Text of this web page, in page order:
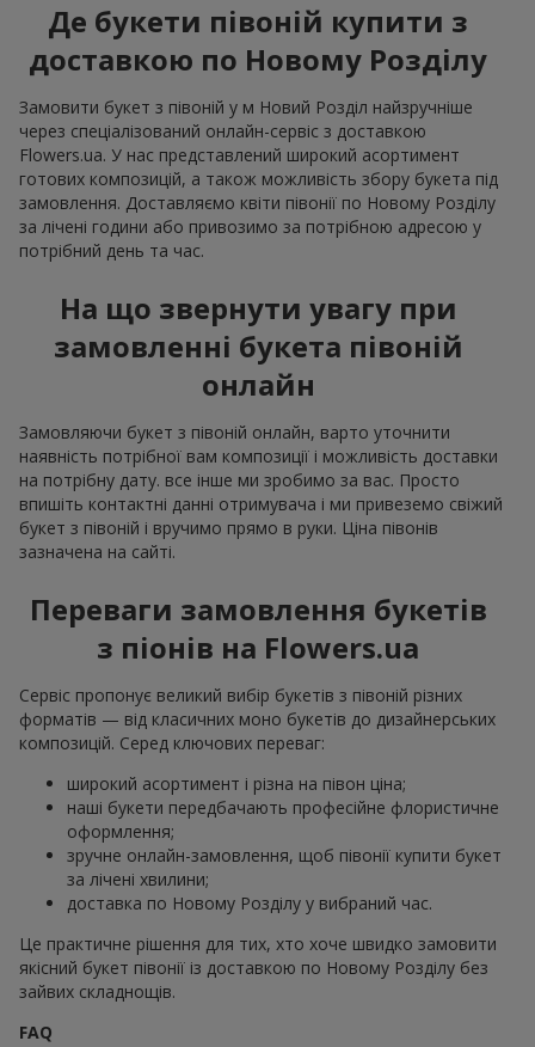
Де букети півоній купити з
доставкою по Новому Розділу
Замовити букет з півоній у м Новий Розділ найзручніше
через спеціалізований онлайн-сервіс з доставкою
Flowers.ua. У нас представлений широкий асортимент
готових композицій, а також можливість збору букета під
замовлення. Доставляємо квіти півонії по Новому Розділу
за лічені години або привозимо за потрібною адресою у
потрібний день та час.
На що звернути увагу при
замовленні букета півоній
онлайн
Замовляючи букет з півоній онлайн, варто уточнити
наявність потрібної вам композиції і можливість доставки
на потрібну дату. все інше ми зробимо за вас. Просто
впишіть контактні данні отримувача і ми привеземо свіжий
букет з півоній і вручимо прямо в руки. Ціна півонів
зазначена на сайті.
Переваги замовлення букетів
з піонів на Flowers.ua
Сервіс пропонує великий вибір букетів з півоній різних
форматів — від класичних моно букетів до дизайнерських
композицій. Серед ключових переваг:
широкий асортимент і різна на півон ціна;
наші букети передбачають професійне флористичне
оформлення;
зручне онлайн-замовлення, щоб півонії купити букет
за лічені хвилини;
доставка по Новому Розділу у вибраний час.
Це практичне рішення для тих, хто хоче швидко замовити
якісний букет півонії із доставкою по Новому Розділу без
зайвих складнощів.
FAQ